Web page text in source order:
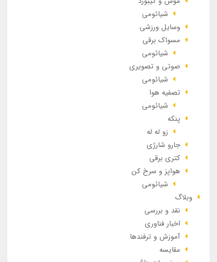
شیائومی
وسایل ورزشی
مسواک برقی
شیائومی
صوتی و تصویری
شیائومی
تصفیه هوا
شیائومی
پنکه
زو له له
جارو شارژی
کتری برقی
هواپز و سرخ کن
شیائومی
وبلاگ
نقد و بررسی
اخبار فناوری
آموزش و ترفندها
مقایسه